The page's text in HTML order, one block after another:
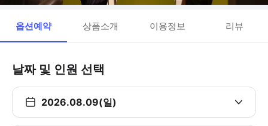
옵션예약 상품소개 이용정보 리뷰
날짜 및 인원 선택
2026.08.09(일)